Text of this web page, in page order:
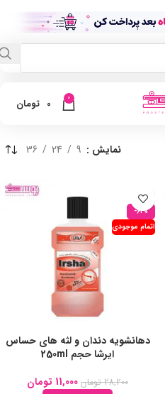
0
0 تومان
نمایش 9
24
36
-61%
اتمام موجودی
دهانشویه دندان و لثه های حساس
ایرشا حجم 250ml
28,200 تومان 11,000 تومان